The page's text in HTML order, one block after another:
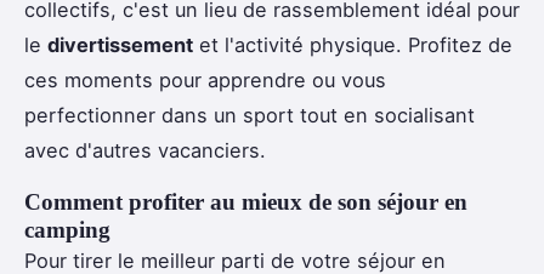
collectifs, c'est un lieu de rassemblement idéal pour
le divertissement et l'activité physique. Profitez de
ces moments pour apprendre ou vous
perfectionner dans un sport tout en socialisant
avec d'autres vacanciers.
Comment profiter au mieux de son séjour en
camping
Pour tirer le meilleur parti de votre séjour en